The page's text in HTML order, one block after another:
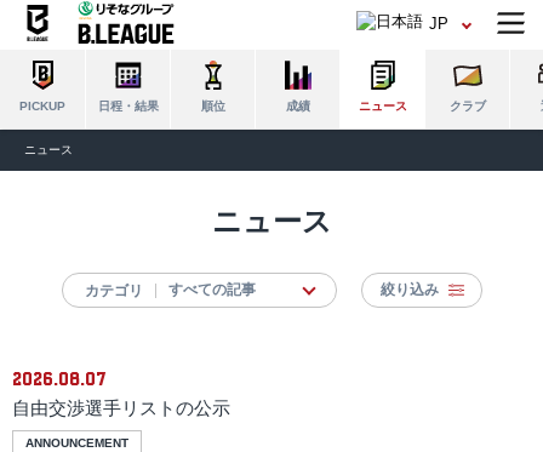
JP
PICKUP 日程・結果 順位 成績 ニュース クラブ
ニュース
ニュース
カテゴリ 絞り込み
2026.08.07
自由交渉選手リストの公示
ANNOUNCEMENT